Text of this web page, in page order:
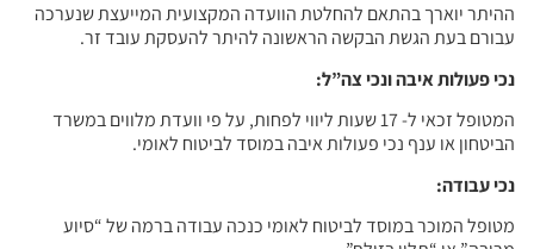
ההיתר יוארך בהתאם להחלטת הוועדה המקצועית המייעצת שנערכה
עבורם בעת הגשת הבקשה הראשונה להיתר להעסקת עובד זר.
נכי פעולות איבה ונכי צה”ל:
המטופל זכאי ל- 17 שעות ליווי לפחות, על פי וועדת מלווים במשרד
הביטחון או ענף נכי פעולות איבה במוסד לביטוח לאומי.
נכי עבודה:
מטופל המוכר במוסד לביטוח לאומי כנכה עבודה ברמה של “סיוע